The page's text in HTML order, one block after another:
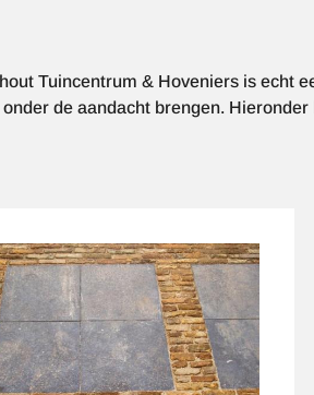
Tuincentrum & Hoveniers is echt
de aandacht brengen.